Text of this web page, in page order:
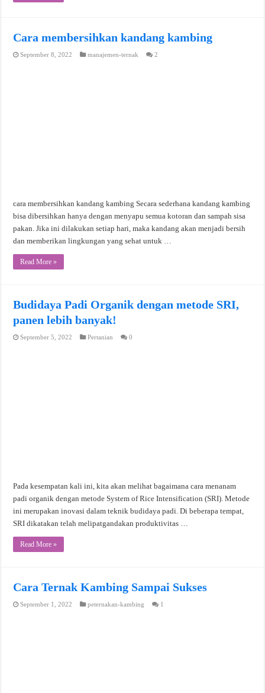
Cara membersihkan kandang kambing
September 8, 2022 manajemen-ternak 2
cara membersihkan kandang kambing Secara sederhana kandang kambing
bisa dibersihkan hanya dengan menyapu semua kotoran dan sampah sisa
pakan. Jika ini dilakukan setiap hari, maka kandang akan menjadi bersih
dan memberikan lingkungan yang sehat untuk …
Read More »
Budidaya Padi Organik dengan metode SRI,
panen lebih banyak!
September 5, 2022 Pertanian 0
Pada kesempatan kali ini, kita akan melihat bagaimana cara menanam
padi organik dengan metode System of Rice Intensification (SRI). Metode
ini merupakan inovasi dalam teknik budidaya padi. Di beberapa tempat,
SRI dikatakan telah melipatgandakan produktivitas …
Read More »
Cara Ternak Kambing Sampai Sukses
September 1, 2022 peternakan-kambing 1